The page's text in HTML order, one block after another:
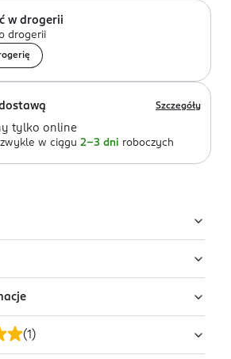
w drogerii
drogerii
Szczegóły
tylko online
zwykle w ciągu 2-3 dni roboczych
Ministerstwo. w odcieniu
skórze efekt rozświetlenia,
charakter stylizacji.
celulozy, gliceryna
mix mik kosmetycznych -
STOSOWANIE
(1 )